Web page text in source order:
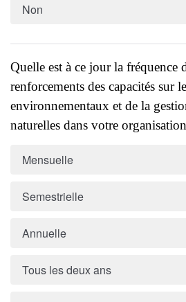
Non
Quelle est à ce jour la fréquence
renforcements des capacités sur
environnementaux et de la
naturelles dans votre
Mensuelle
Semestrielle
Annuelle
Tous les deux ans